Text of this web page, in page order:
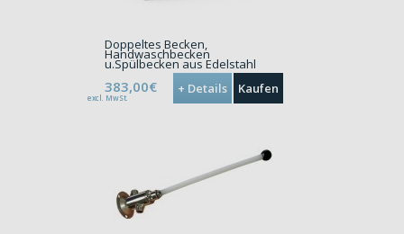
Doppeltes Becken,
Handwaschbecken
u.Spülbecken aus Edelstahl
383,00€
excl. MwSt.
Kaufen
+ Details